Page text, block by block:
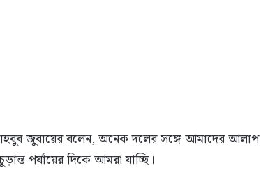
জুবায়ের বলেন, অনেক দলের সঙ্গে আমাদের আলাপ
পর্যায়ের দিকে আমরা যাচ্ছি।